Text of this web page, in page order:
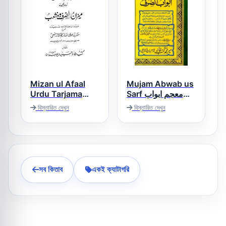
Mizan ul Afaal
Urdu Tarjama
Mizan o
Munshaeb میزان
الافعال
বিস্তারিত দেখুন
Mujam Abwab us
Sarf معجم ابواب
الصرف
বিস্তারিত দেখুন
সব কিতাব একই ক্যাটাগরি